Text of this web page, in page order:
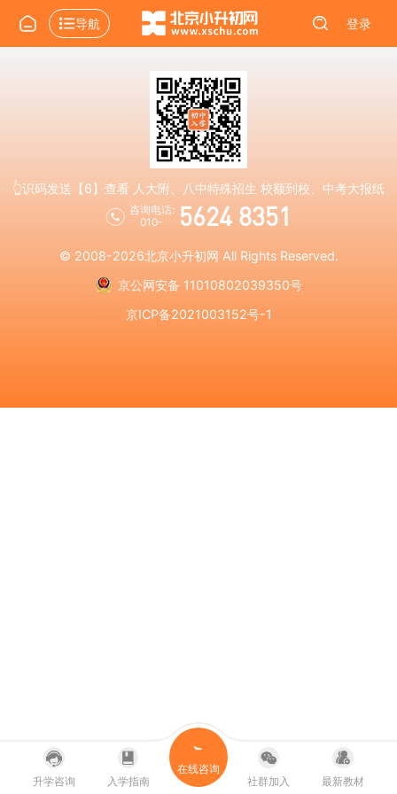
导航 登录
👆识码发送【6】查看 人大附、八中特殊招生 校额到校、中考大报纸
咨询电话:
010-
5624 8351
© 2008-2026北京小升初网 All Rights Reserved.
京公网安备 11010802039350号
京ICP备2021003152号-1
升学咨询 入学指南
在线咨询
社群加入
最新教材